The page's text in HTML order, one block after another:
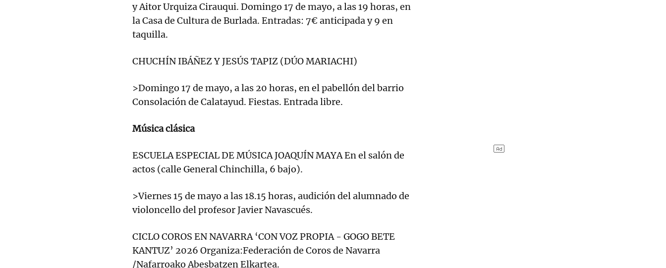
y Aitor Urquiza Cirauqui. Domingo 17 de mayo, a las 19 horas, en
la Casa de Cultura de Burlada. Entradas: 7€ anticipada y 9 en
taquilla.
CHUCHÍN IBÁÑEZ Y JESÚS TAPIZ (DÚO MARIACHI)
>Domingo 17 de mayo, a las 20 horas, en el pabellón del barrio
Consolación de Calatayud. Fiestas. Entrada libre.
Música clásica
ESCUELA ESPECIAL DE MÚSICA JOAQUÍN MAYA En el salón de
actos (calle General Chinchilla, 6 bajo).
>Viernes 15 de mayo a las 18.15 horas, audición del alumnado de
violoncello del profesor Javier Navascués.
CICLO COROS EN NAVARRA ‘CON VOZ PROPIA - GOGO BETE
KANTUZ’ 2026 Organiza:Federación de Coros de Navarra
/Nafarroako Abesbatzen Elkartea.